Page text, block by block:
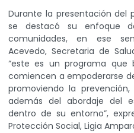
Durante la presentación del
se destacó su enfoque
comunidades, en ese
Acevedo, Secretaria de
“este es un programa que
comiencen a empoderarse
promoviendo la
además del abordaje del
dentro de su entorno”,
Protección Social, Ligia